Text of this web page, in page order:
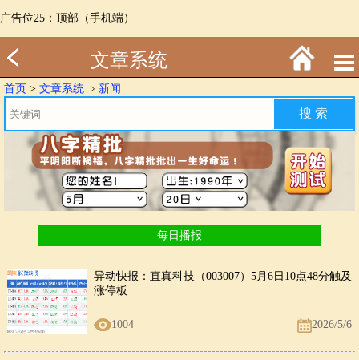
广告位25：顶部（手机端）
文章系统
首页 > 文章系统 ﹥ 新闻
每日播报
异动快报：直真科技（003007）5月6日10点48分触及
涨停板
1004 2026/5/6